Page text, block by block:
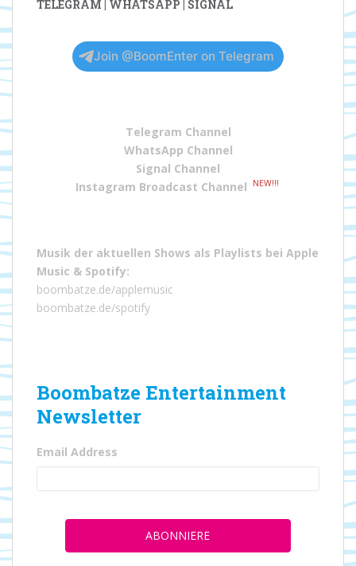
TELEGRAM | WHATSAPP | SIGNAL
Join @BoomEnter on Telegram
Telegram Channel
WhatsApp Channel
Signal Channel
Instagram Broadcast Channel
NEW!!!
Musik der aktuellen Shows als Playlists bei Apple
Music & Spotify:
boombatze.de/applemusic
boombatze.de/spotify
Boombatze Entertainment
Newsletter
Email Address